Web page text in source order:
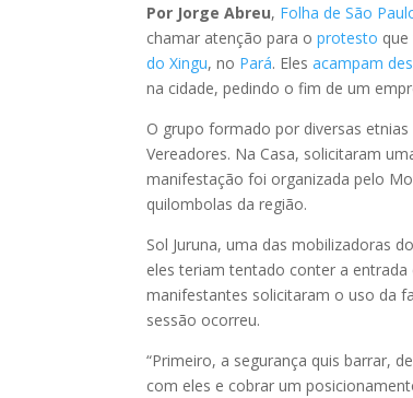
Por Jorge Abreu, Folha de São
chamar atenção para oprotesto
do Xingu, no Pará. Elesacampam
na cidade, pedindo o fim de um
O grupo formado por diversas
Vereadores. Na Casa, solicitaram
manifestação foi organizada pelo
quilombolas da região.
Sol Juruna, uma das mobilizadoras
eles teriam tentado conter a
manifestantes solicitaram o uso da
sessão ocorreu.
“Primeiro, a segurança quis barrar,
com eles e cobrar um